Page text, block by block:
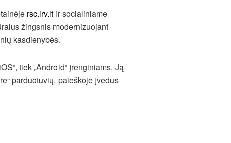
rsc.lrv.lt ir socialiniame
žingsnis modernizuojant
kasdienybės.
tiek „Android“ įrenginiams. Ją
parduotuvių, paieškoje įvedus